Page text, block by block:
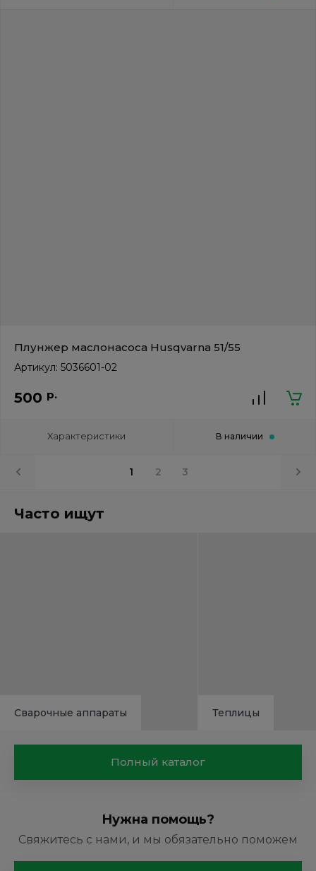
Плунжер маслонасоса Нusqvarna 51/55
Артикул: 5036601-02
500 р.
Характеристики В наличии
1 2 3
Часто ищут
Сварочные аппараты Теплицы
Полный каталог
Нужна помощь?
Свяжитесь с нами, и мы обязательно поможем